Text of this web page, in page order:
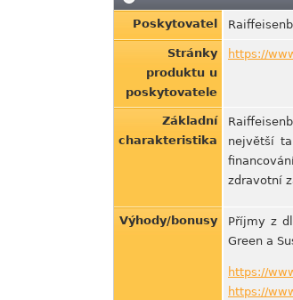
Poskytovatel
Stránky
produktu u
poskytovatele
https://
Základní
charakteristika
největší
zdravotní
Výhody/bonusy
Příjmy z
Green a
https://
https://